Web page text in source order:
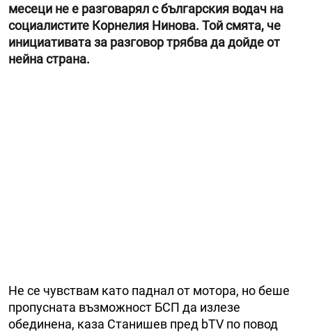
месеци не е разговарял с българския водач на
социалистите Корнелия Нинова. Той смята, че
инициативата за разговор трябва да дойде от
нейна страна.
Не се чувствам като паднал от мотора, но беше
пропусната възможност БСП да излезе
обединена, каза Станишев пред bTV по повод